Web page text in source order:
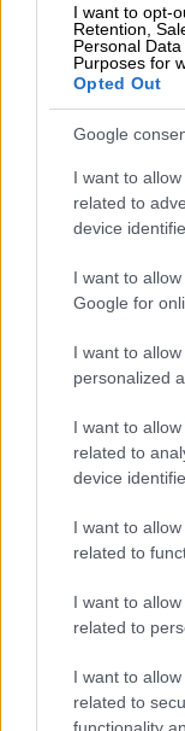
I want to opt-
Retention,
Personal
Purposes for
Opted Out
Google
I want to
related to
device
I want to
Google for
I want to
personalized
I want to
related to
device
I want to
related to
I want to
related to
I want to
related to
functionality
έπαψαν να
κάναμε
σύγχρονο
κ.
«οικοδομή».
μπήκε στον
φεστιβάλ».
απόγευμα
σημείο
τοπόσημο της
Πύργο. Η
σε
συνέργεια
ΚΘΒΕ, το
Βυζαντινού
Αρχαιοτήτων
μεμονωμένοι
συμμετέχουν